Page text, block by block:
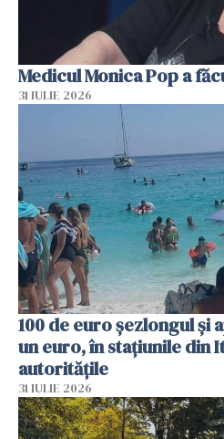
Medicul Monica Pop a
31 IULIE 2026
100 de euro șezlongul și
un euro, în stațiunile din
autoritățile
31 IULIE 2026